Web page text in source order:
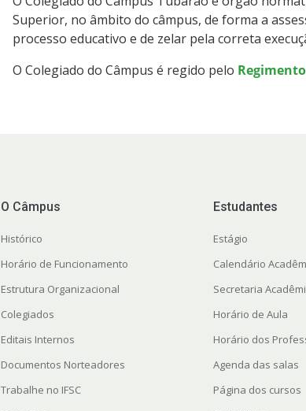
Superior, no âmbito do câmpus, de forma a
processo educativo e de zelar pela correta
O Colegiado do Câmpus é regido pelo
O Câmpus
Histórico
Horário de Funcionamento
Estrutura Organizacional
Colegiados
Editais Internos
Documentos Norteadores
Trabalhe no IFSC
Estudantes
Estágio
Calendário
Secretaria
Horário de Aula
Horário dos
Agenda das salas
Página dos cursos